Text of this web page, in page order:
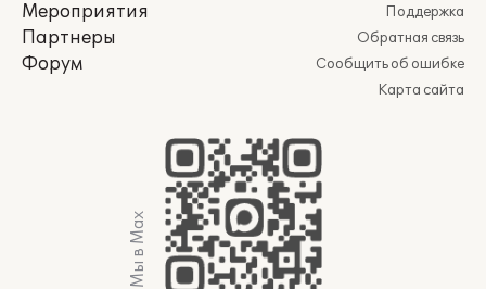
Мероприятия
Партнеры
Форум
Поддержка
Обратная связь
Сообщить об ошибке
Карта сайта
Мы в Max